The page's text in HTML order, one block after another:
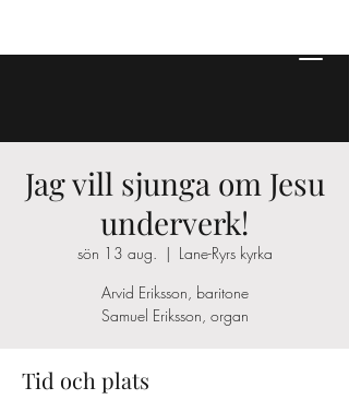
Jag vill sjunga om Jesu
underverk!
sön 13 aug.
  |
Lane-Ryrs kyrka
Arvid Eriksson, baritone
Samuel Eriksson, organ
Tid och plats